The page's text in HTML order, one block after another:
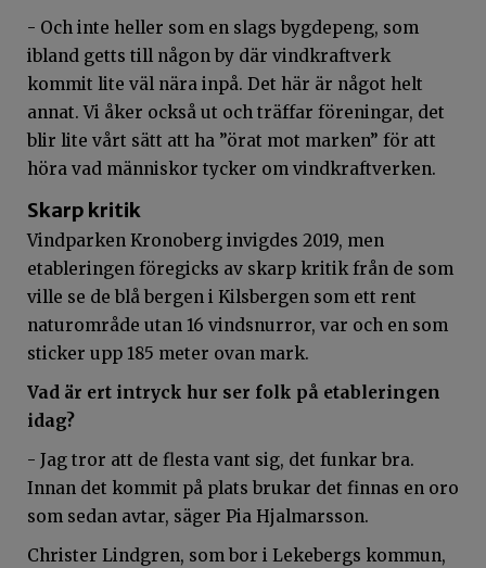
- Och inte heller som en slags bygdepeng, som
ibland getts till någon by där vindkraftverk
kommit lite väl nära inpå. Det här är något helt
annat. Vi åker också ut och träffar föreningar, det
blir lite vårt sätt att ha ”örat mot marken” för att
höra vad människor tycker om vindkraftverken.
Skarp kritik
Vindparken Kronoberg invigdes 2019, men
etableringen föregicks av skarp kritik från de som
ville se de blå bergen i Kilsbergen som ett rent
naturområde utan 16 vindsnurror, var och en som
sticker upp 185 meter ovan mark.
Vad är ert intryck hur ser folk på etableringen
idag?
- Jag tror att de flesta vant sig, det funkar bra.
Innan det kommit på plats brukar det finnas en oro
som sedan avtar, säger Pia Hjalmarsson.
Christer Lindgren, som bor i Lekebergs kommun,